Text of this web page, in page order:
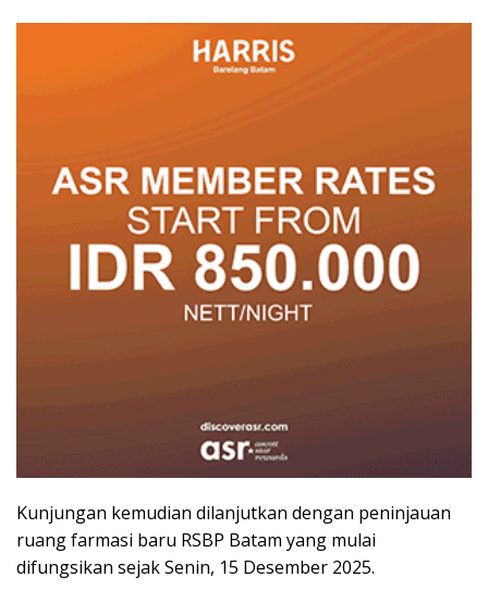
Kunjungan kemudian dilanjutkan dengan peninjauan
ruang farmasi baru RSBP Batam yang mulai
difungsikan sejak Senin, 15 Desember 2025.